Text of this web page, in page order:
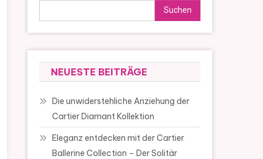
Suchen
NEUESTE BEITRÄGE
Die unwiderstehliche Anziehung der
Cartier Diamant Kollektion
Eleganz entdecken mit der Cartier
Ballerine Collection – Der Solitär